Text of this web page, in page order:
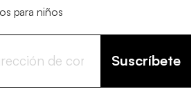
para niños
Suscríbete